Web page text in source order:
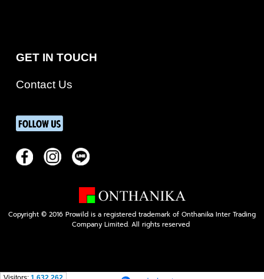
GET IN TOUCH
Contact Us
Copyright © 2016 Prowild is a registered trademark of Onthanika Inter Trading
Company Limited. All rights reserved